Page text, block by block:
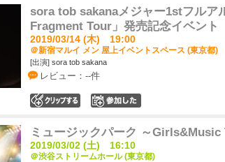
sora tob sakanaメジャー1stフルア
Fragment Tour」発売記念イベント
2019/03/14 (木) 19:00
＠新宿マルイ メン 屋上イベントスペース (東京都)
[出演] sora tob sakana
レビュー：--件
ミュージックパーク ～Girls&Music
2019/03/02 (土) 16:10
＠渋谷ストリームホール (東京都)